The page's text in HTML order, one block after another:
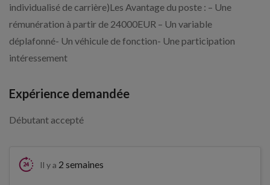
individualisé de carrière)Les Avantage du poste : – Une
rémunération à partir de 24000EUR – Un variable
déplafonné- Un véhicule de fonction- Une participation
intéressement
Expérience demandée
Débutant accepté
Il y a 2 semaines